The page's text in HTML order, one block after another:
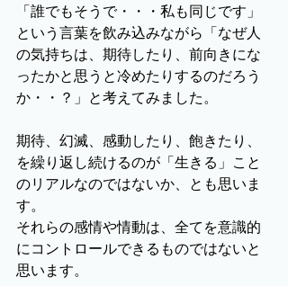
「誰でもそうで・・・私も同じです」
という言葉を飲み込みながら「なぜ人
の気持ちは、期待したり、前向きにな
ったかと思うと冷めたりするのだろう
か・・？」と考えてみました。
期待、幻滅、感動したり、飽きたり、
を繰り返し続けるのが「生きる」こと
のリアルなのではないか、とも思いま
す。
それらの感情や情動は、全てを意識的
にコントロールできるものではないと
思います。